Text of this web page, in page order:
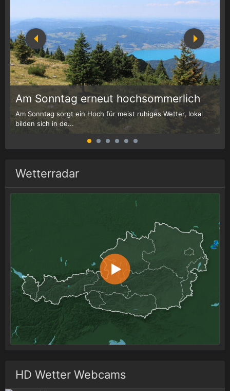
Am Sonntag erneut hochsommerlich
Am Sonntag sorgt ein Hoch für meist ruhiges Wetter, lokal
bilden sich in de...
Wetterradar
HD Wetter Webcams